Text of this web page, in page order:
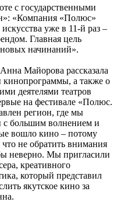
с государственными
«Компания «Полюс»
уже в 11-й раз –
Главная цель
начинаний».
Майорова рассказала
кинопрограммы, а также о
деятелями театров
на фестивале «Полюс.
регион, где мы
с большим волнением и
вошло кино – потому
не обратить внимания
неверно. Мы пригласили
креативного
который представил
якутское кино за